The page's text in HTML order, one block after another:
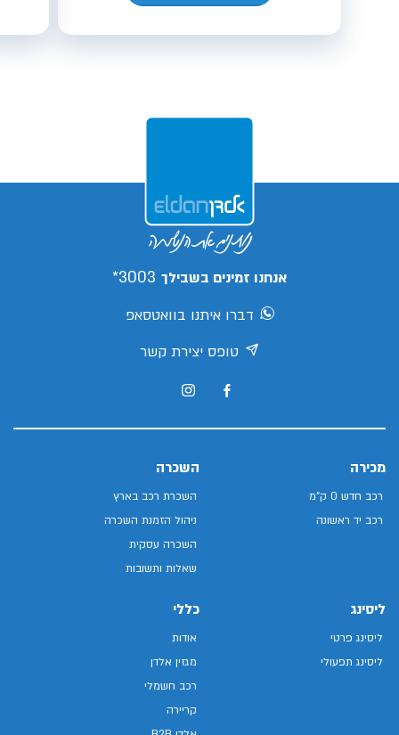
אנחנו זמינים בשבילך 3003*
דברו איתנו בוואטסאפ
טופס יצירת קשר
מכירה
רכב חדש 0 ק"מ
רכב יד ראשונה
השכרה
השכרת רכב בארץ
ניהול הזמנת השכרה
השכרה עסקית
שאלות ותשובות
ליסינג
ליסינג פרטי
ליסינג תפעולי
כללי
אודות
מגזין אלדן
רכב חשמלי
קריירה